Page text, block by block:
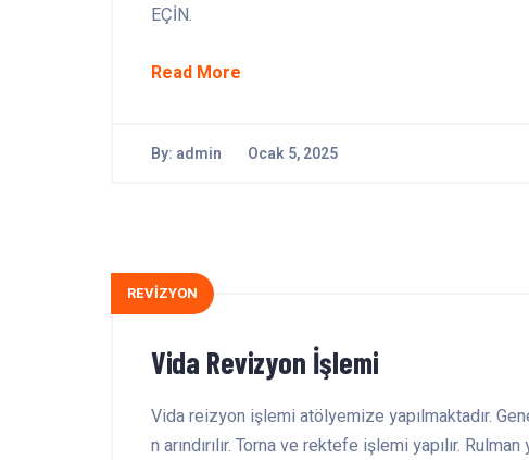
EÇİN.
Read More
By: admin Ocak 5, 2025
REVİZYON
Vida Revizyon İşlemi
Vida reizyon işlemi atölyemize yapılmaktadır.
n arındırılır. Torna ve rektefe işlemi yapılır.